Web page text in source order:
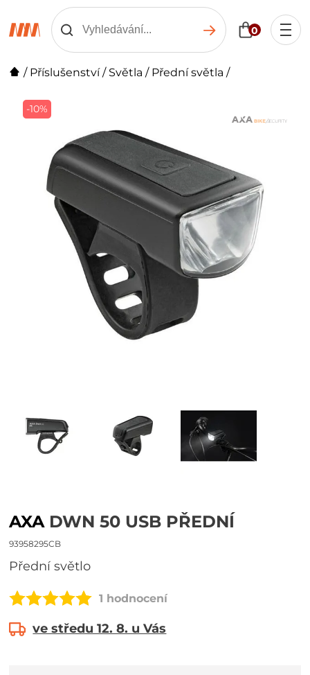
0
/ Příslušenství/ Světla / Přední světla /
-10%
AXADWN 50 USB PŘEDNÍ
93958295CB
přední světlo
1 hodnocení
ve středu 12. 8. u Vás